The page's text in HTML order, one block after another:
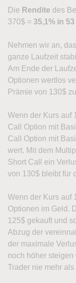
Die Rendite des
370$ = 35,1% in
Nehmen wir an,
ganze Laufzeit
Am Ende der
Optionen wertlos
Prämie von 130$
Wenn der Kurs auf
Call Option mit
Call Option mit
wert. Mit dem
Short Call ein
von 130$ bleibt für
Wenn der Kurs auf
Optionen im Geld.
125$ gekauft und
Abzug der
der maximale
noch höher
Trader nie mehr